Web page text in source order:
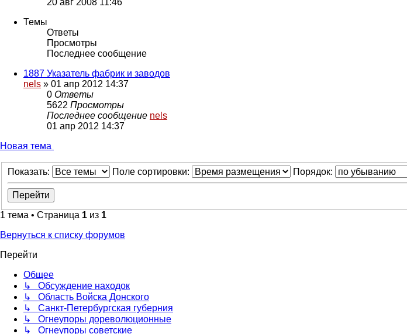
Темы
Ответы
Просмотры
Последнее сообщение
1887 Указатель фабрик и заводов
nels » 01 апр 2012 14:37
0 Ответы
5622 Просмотры
Последнее сообщение nels
01 апр 2012 14:37
Новая тема
Показать: Поле сортировки: Порядок:
1 тема • Страница 1 из 1
Вернуться к списку форумов
Перейти
Общее
↳ Обсуждение находок
↳ Область Войска Донского
↳ Санкт-Петербургская губерния
↳ Огнеупоры дореволюционные
↳ Огнеупоры советские